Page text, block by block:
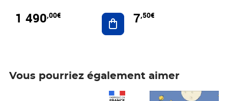
1 490,00€ Ajouter au panier
7,50€
Vous pourriez également aimer
Prix 7,50€